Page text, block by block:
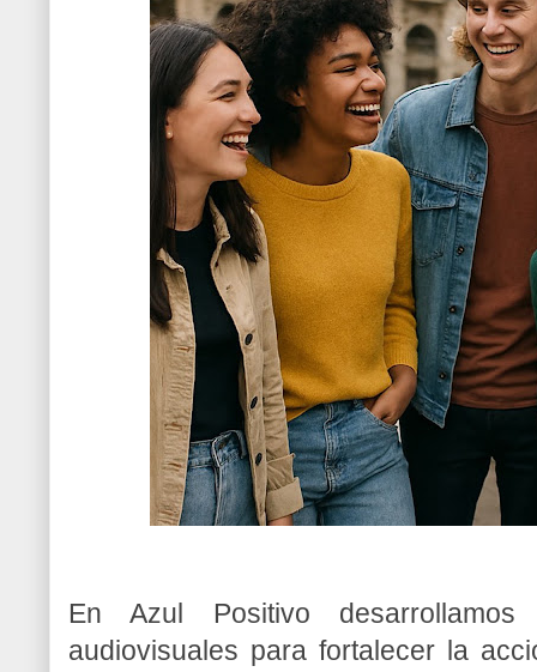
En Azul Positivo
audiovisuales para fortalecer la